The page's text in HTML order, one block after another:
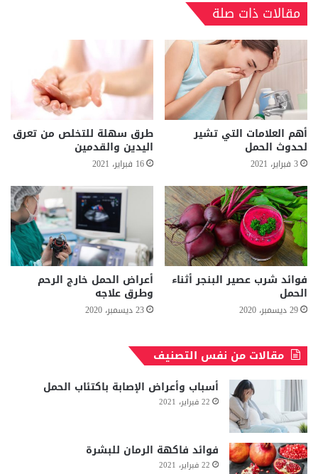
مقالات ذات صلة
أهم العلامات التي تشير
لحدوث الحمل
3 فبراير، 2021
طرق سهلة للتخلص من تعرق
اليدين والقدمين
16 فبراير، 2021
فوائد شرب عصير البنجر أثناء
الحمل
29 ديسمبر، 2020
أعراض الحمل خارج الرحم
وطرق علاجه
23 ديسمبر، 2020
مقالات من نفس التصنيف
أسباب وأعراض الإصابة باكتئاب الحمل
22 فبراير، 2021
فوائد فاكهة الرمان للبشرة
22 فبراير، 2021